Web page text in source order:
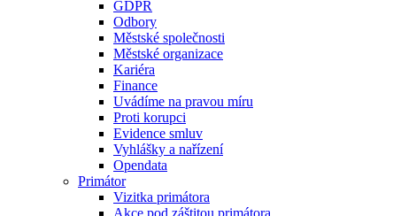
GDPR
Odbory
Městské společnosti
Městské organizace
Kariéra
Finance
Uvádíme na pravou míru
Proti korupci
Evidence smluv
Vyhlášky a nařízení
Opendata
Primátor
Vizitka primátora
Akce pod záštitou primátora